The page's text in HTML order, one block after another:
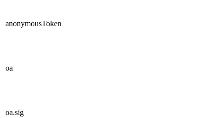
anonymousToken
oa
oa.sig